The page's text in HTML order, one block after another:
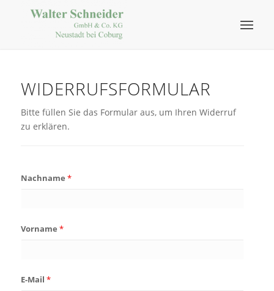
WIDERRUFSFORMULAR
Bitte füllen Sie das Formular aus, um Ihren Widerruf
zu erklären.
Nachname *
Vorname *
E-Mail *